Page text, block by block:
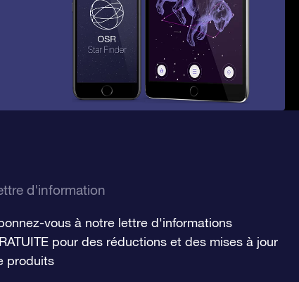
d'information
vous à notre lettre d'informations
pour des réductions et des mises à jour
produits